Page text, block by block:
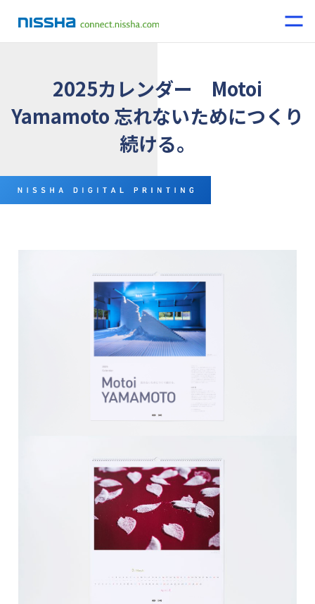
2025カレンダー Motoi
Yamamoto 忘れないためにつくり
続ける。